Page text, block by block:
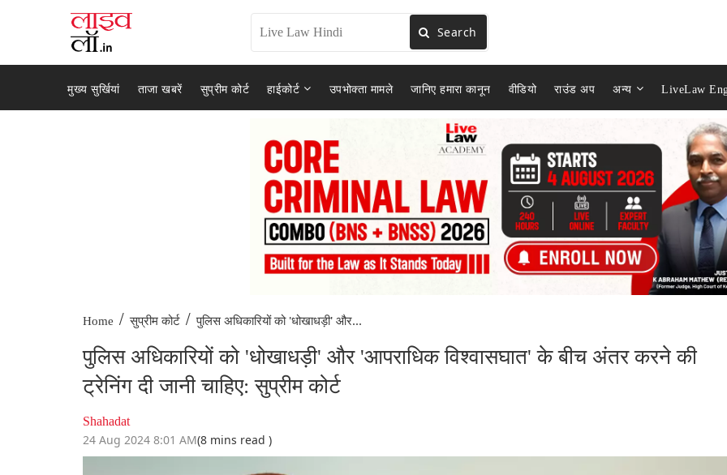
Search
मुख्य सुर्खियां ताजा खबरें सुप्रीम कोर्ट हाईकोर्ट उपभोक्ता मामले जानिए हमारा कानून वीडियो राउंड अप अन्य LiveLaw
Home / सुप्रीम कोर्ट / पुलिस अधिकारियों को 'धोखाधड़ी' और...
पुलिस अधिकारियों को 'धोखाधड़ी' और 'आपराधिक विश्वासघात' के बीच अंतर करने की
ट्रेनिंग दी जानी चाहिए: सुप्रीम कोर्ट
Shahadat
24 Aug 2024 8:01 AM(8 mins read )